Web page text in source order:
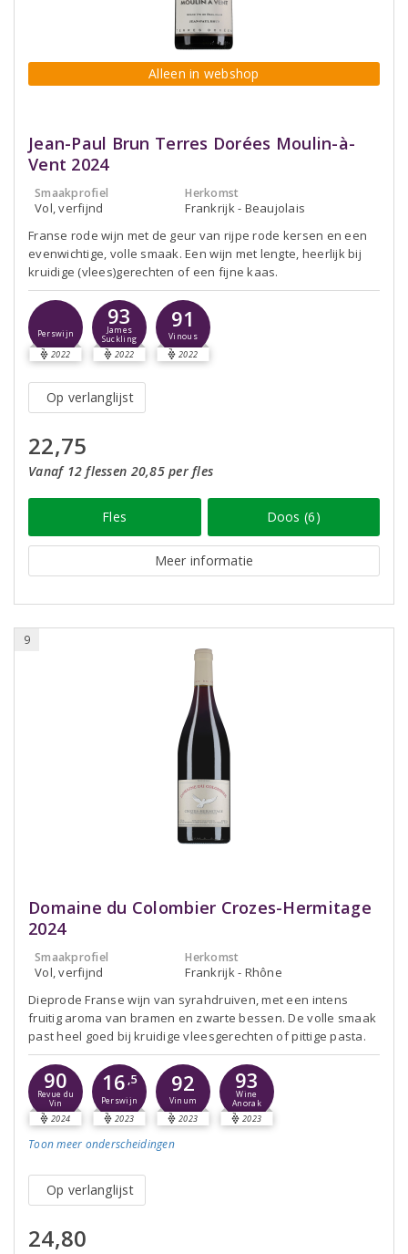
Alleen in webshop
Jean-Paul Brun Terres Dorées Moulin-à-
Vent 2024
Smaakprofiel
Vol, verfijnd
Herkomst
Frankrijk - Beaujolais
Franse rode wijn met de geur van rijpe rode kersen en een
evenwichtige, volle smaak. Een wijn met lengte, heerlijk bij
kruidige (vlees)gerechten of een fijne kaas.
Perswijn
2022
93
James
Suckling
2022
91
Vinous
2022
Op verlanglijst
22,75
Vanaf 12 flessen 20,85 per fles
Fles Doos (6)
Meer informatie
9
Domaine du Colombier Crozes-Hermitage
2024
Smaakprofiel
Vol, verfijnd
Herkomst
Frankrijk - Rhône
Dieprode Franse wijn van syrahdruiven, met een intens
fruitig aroma van bramen en zwarte bessen. De volle smaak
past heel goed bij kruidige vleesgerechten of pittige pasta.
90
Revue du
Vin
2024
16 ,5
Perswijn
2023
92
Vinum
2023
93
Wine
Anorak
2023
Toon meer onderscheidingen
Op verlanglijst
24,80